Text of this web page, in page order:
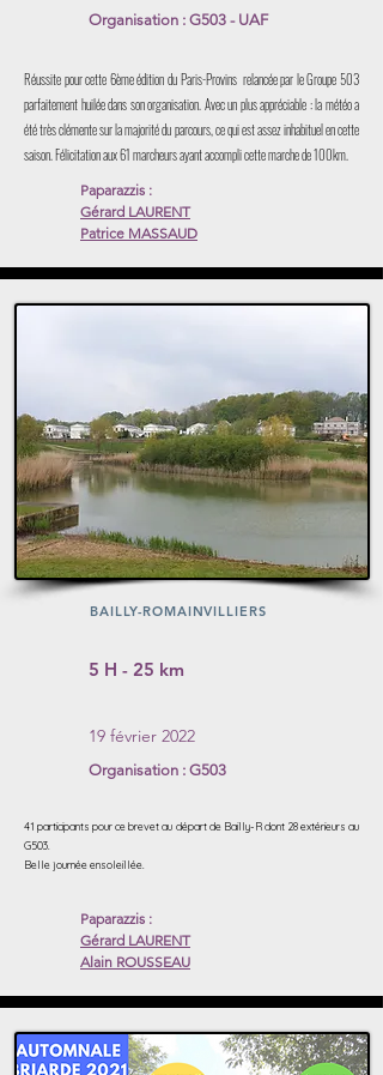
Organisation : G503 - UAF
Réussite pour cette 6ème édition du Paris-Provins relancée par le Groupe 503
parfaitement huilée dans son organisation. Avec un plus appréciable : la météo a
été très clémente sur la majorité du parcours, ce qui est assez inhabituel en cette
saison. Félicitation aux 61 marcheurs ayant accompli cette marche de 100km.
Paparazzis :
Gérard LAURENT
Patrice MASSAUD
Lien sur les noms
BAILLY-ROMAINVILLIERS
5 H - 25 km
19 février 2022
Organisation : G503
41 participants pour ce brevet au départ de Bailly-R dont 28 extérieurs au
G503.
Belle journée ensoleillée.
Paparazzis :
Gérard LAURENT
Alain ROUSSEAU
Liens sur les noms